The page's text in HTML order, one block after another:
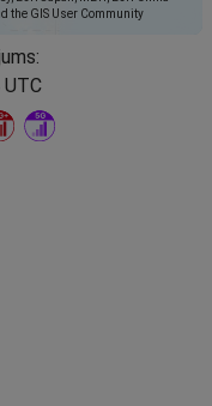
the GIS User Community